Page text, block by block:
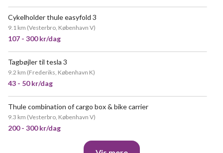
Cykelholder thule easyfold 3
9.1 km (Vesterbro, København V)
107 - 300 kr/dag
Tagbøjler til tesla 3
9.2 km (Frederiks, København K)
43 - 50 kr/dag
Thule combination of cargo box & bike carrier
9.3 km (Vesterbro, København V)
200 - 300 kr/dag